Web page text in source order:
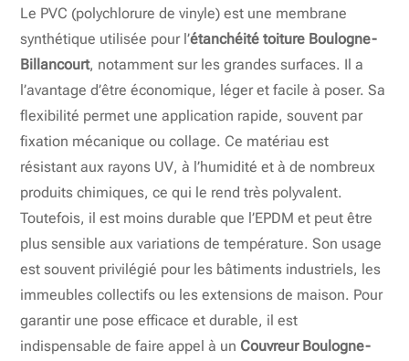
Le PVC (polychlorure de vinyle) est une membrane
synthétique utilisée pour l’étanchéité toiture Boulogne-
Billancourt, notamment sur les grandes surfaces. Il a
l’avantage d’être économique, léger et facile à poser. Sa
flexibilité permet une application rapide, souvent par
fixation mécanique ou collage. Ce matériau est
résistant aux rayons UV, à l’humidité et à de nombreux
produits chimiques, ce qui le rend très polyvalent.
Toutefois, il est moins durable que l’EPDM et peut être
plus sensible aux variations de température. Son usage
est souvent privilégié pour les bâtiments industriels, les
immeubles collectifs ou les extensions de maison. Pour
garantir une pose efficace et durable, il est
indispensable de faire appel à un Couvreur Boulogne-